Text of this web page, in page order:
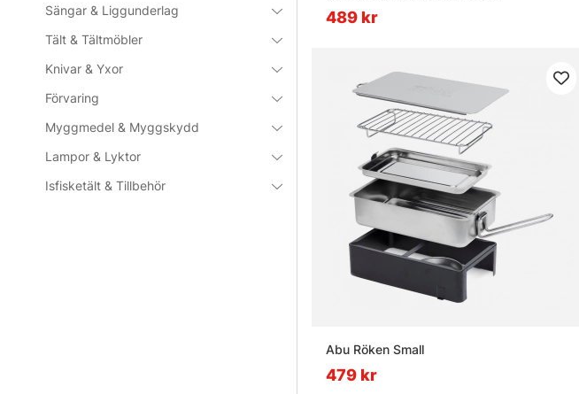
Sängar & Liggunderlag
Tält & Tältmöbler
Knivar & Yxor
Förvaring
Myggmedel & Myggskydd
Lampor & Lyktor
Isfisketält & Tillbehör
489 kr
Abu Röken Small
479 kr